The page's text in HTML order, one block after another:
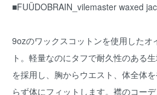
■FUÜDOBRAIN_vilemaster waxed
9ozのワックスコットンを使用したオ
ト。軽量なのにタフで耐久性のある
を採用し、胸からウエスト、体全体
らず体にフィットします。襟のコー